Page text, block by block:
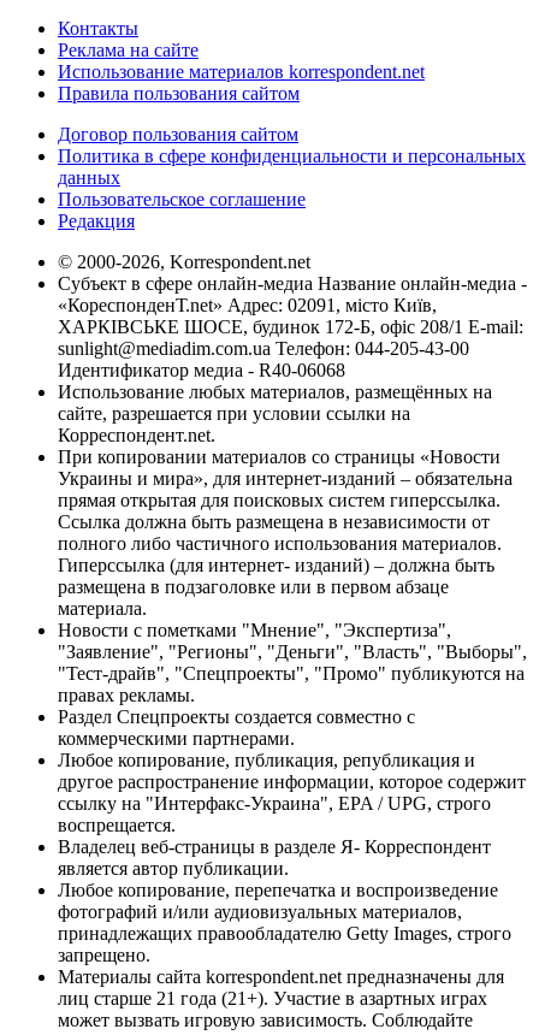
Контакты
Реклама на сайте
Использование материалов korrespondent.net
Правила пользования сайтом
Договор пользования сайтом
Политика в сфере конфиденциальности и персональных
данных
Пользовательское соглашение
Редакция
© 2000-2026, Korrespondent.net
Субъект в сфере онлайн-медиа Название онлайн-медиа -
«КореспонденТ.net» Адрес: 02091, місто Київ,
ХАРКІВСЬКЕ ШОСЕ, будинок 172-Б, офіс 208/1 E-mail:
sunlight@mediadim.com.ua Телефон: 044-205-43-00
Идентификатор медиа - R40-06068
Использование любых материалов, размещённых на
сайте, разрешается при условии ссылки на
Корреспондент.net.
При копировании материалов со страницы «Новости
Украины и мира», для интернет-изданий – обязательна
прямая открытая для поисковых систем гиперссылка.
Ссылка должна быть размещена в независимости от
полного либо частичного использования материалов.
Гиперссылка (для интернет- изданий) – должна быть
размещена в подзаголовке или в первом абзаце
материала.
Новости с пометками "Мнение", "Экспертиза",
"Заявление", "Регионы", "Деньги", "Власть", "Выборы",
"Тест-драйв", "Спецпроекты", "Промо" публикуются на
правах рекламы.
Раздел Спецпроекты создается совместно с
коммерческими партнерами.
Любое копирование, публикация, републикация и
другое распространение информации, которое содержит
ссылку на "Интерфакс-Украина", EPA / UPG, строго
воспрещается.
Владелец веб-страницы в разделе Я- Корреспондент
является автор публикации.
Любое копирование, перепечатка и воспроизведение
фотографий и/или аудиовизуальных материалов,
принадлежащих правообладателю Getty Images, строго
запрещено.
Материалы сайта korrespondent.net предназначены для
лиц старше 21 года (21+). Участие в азартных играх
может вызвать игровую зависимость. Соблюдайте